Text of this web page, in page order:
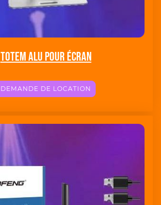
Totem Alu pour Écran
DEMANDE DE LOCATION